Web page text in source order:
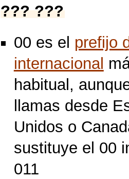
??? ???
00 es el prefijo
internacional
habitual,
llamas desde
Unidos o
sustituye el 00
011